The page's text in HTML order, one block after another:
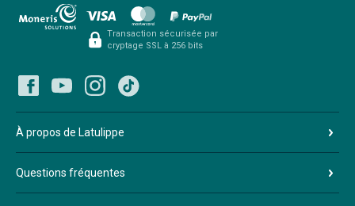
Transaction sécurisée par
cryptage SSL à 256 bits
À propos de Latulippe
Questions fréquentes